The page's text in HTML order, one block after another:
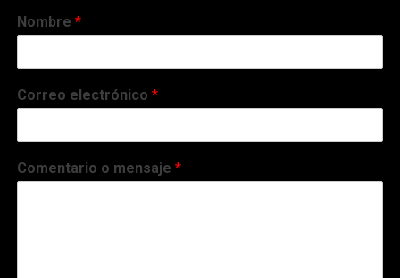
Nombre*
Correo electrónico*
Comentario o mensaje*